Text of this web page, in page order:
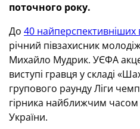
поточного року.
До 40 найперспективніших
річний півзахисник
Михайло Мудрик. УЄФА
виступі гравця у складі
групового раунду Ліги
гірника найближчим часом
України.